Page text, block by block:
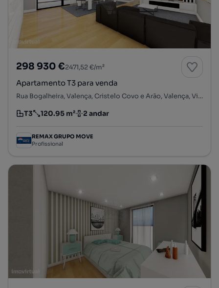
298 930 €2471,52 €/m²
Apartamento T3 para venda
Rua Bogalheira, Valença, Cristelo Covo e Arão, Valença, Viana do Castelo
Tipologia
T3
Preço por metro quadrado
120.95 m²
Andar 2 andar
REMAX GRUPO MOVE
Profissional